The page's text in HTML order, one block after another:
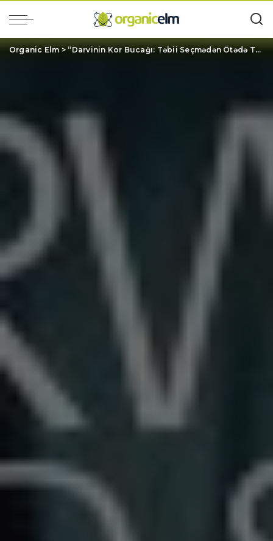
Organic Elm > “Darvinin Kor Bucağı: Təbii Seçmədən Ötədə Təkamül” – F. P. Ryan [Kitab Analizi]